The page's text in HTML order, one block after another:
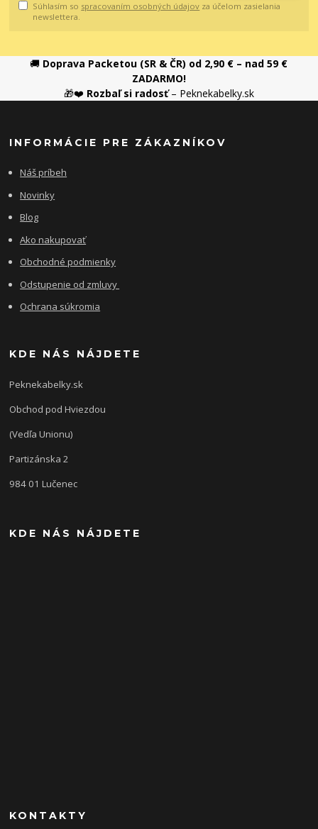
Súhlasím so spracovaním osobných údajov za účelom zasielania
newslettera.
🚚 Doprava Packetou (SR & ČR) od 2,90 € – nad 59 €
ZADARMO!
🎁❤️ Rozbaľ si radosť– Peknekabelky.sk
INFORMÁCIE PRE ZÁKAZNÍKOV
Náš príbeh
Novinky
Blog
Ako nakupovať
Obchodné podmienky
Odstupenie od zmluvy
Ochrana súkromia
KDE NÁS NÁJDETE
Peknekabelky.sk
Obchod pod Hviezdou
(Vedľa Unionu)
Partizánska 2
984 01 Lučenec
KDE NÁS NÁJDETE
KONTAKTY